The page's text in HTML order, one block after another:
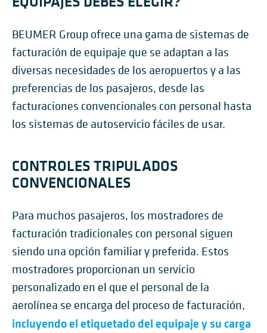
BEUMER Group ofrece una gama de sistemas de
facturación de equipaje que se adaptan a las
diversas necesidades de los aeropuertos y a las
preferencias de los pasajeros, desde las
facturaciones convencionales con personal hasta
los sistemas de autoservicio fáciles de usar.
CONTROLES TRIPULADOS
CONVENCIONALES
Para muchos pasajeros, los mostradores de
facturación tradicionales con personal siguen
siendo una opción familiar y preferida. Estos
mostradores proporcionan un servicio
personalizado en el que el personal de la
aerolínea se encarga del proceso de facturación,
incluyendo el etiquetado del equipaje y su carga